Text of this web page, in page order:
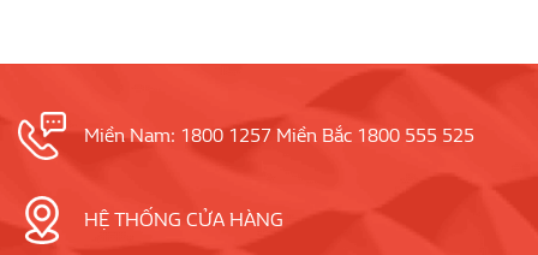
Miền Nam: 1800 1257 Miền Bắc 1800 555 525
HỆ THỐNG CỬA HÀNG